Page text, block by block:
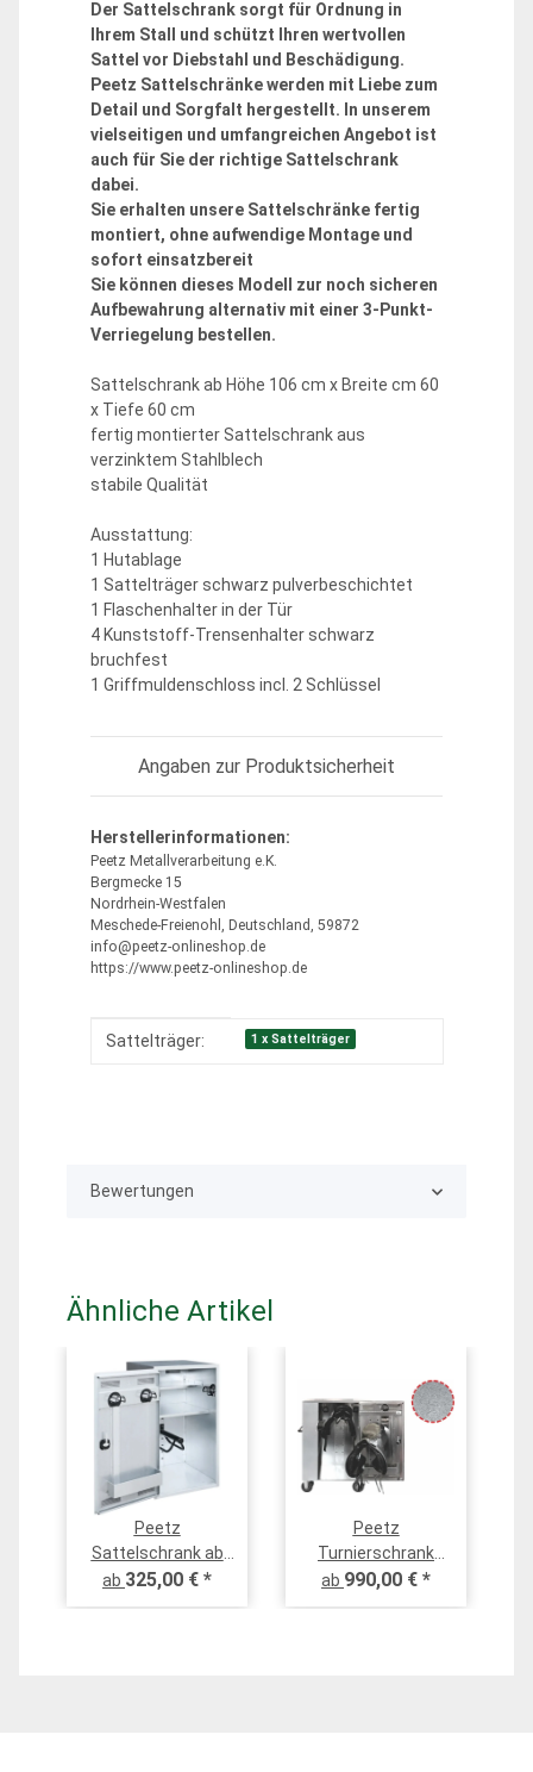
Der Sattelschrank sorgt für Ordnung in
Ihrem Stall und schützt Ihren wertvollen
Sattel vor Diebstahl und Beschädigung.
Peetz Sattelschränke werden mit Liebe zum
Detail und Sorgfalt hergestellt. In unserem
vielseitigen und umfangreichen Angebot ist
auch für Sie der richtige Sattelschrank
dabei.
Sie erhalten unsere Sattelschränke fertig
montiert, ohne aufwendige Montage und
sofort einsatzbereit
Sie können dieses Modell zur noch sicheren
Aufbewahrung alternativ mit einer 3-Punkt-
Verriegelung bestellen.
Sattelschrank ab Höhe 106 cm x Breite cm 60
x Tiefe 60 cm
fertig montierter Sattelschrank aus
verzinktem Stahlblech
stabile Qualität
Ausstattung:
1 Hutablage
1 Sattelträger schwarz pulverbeschichtet
1 Flaschenhalter in der Tür
4 Kunststoff-Trensenhalter schwarz
bruchfest
1 Griffmuldenschloss incl. 2 Schlüssel
Angaben zur Produktsicherheit
Herstellerinformationen:
Peetz Metallverarbeitung e.K.
Bergmecke 15
Nordrhein-Westfalen
Meschede-Freienohl, Deutschland, 59872
info@peetz-onlineshop.de
https://www.peetz-onlineshop.de
Produkteigenschaft
Wert
Sattelträger: 1 x Sattelträger
Bewertungen
Ähnliche Artikel
Peetz
Sattelschrank ab
106 x 60 x 60 cm,
verzinktes
ab 325,00 € *
Peetz
Turnierschrank
Turnierwagen
Compact aus
ab 990,00 € *